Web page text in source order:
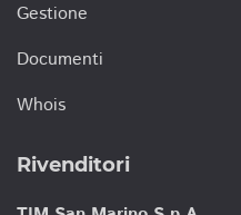
Gestione
Documenti
Whois
Rivenditori